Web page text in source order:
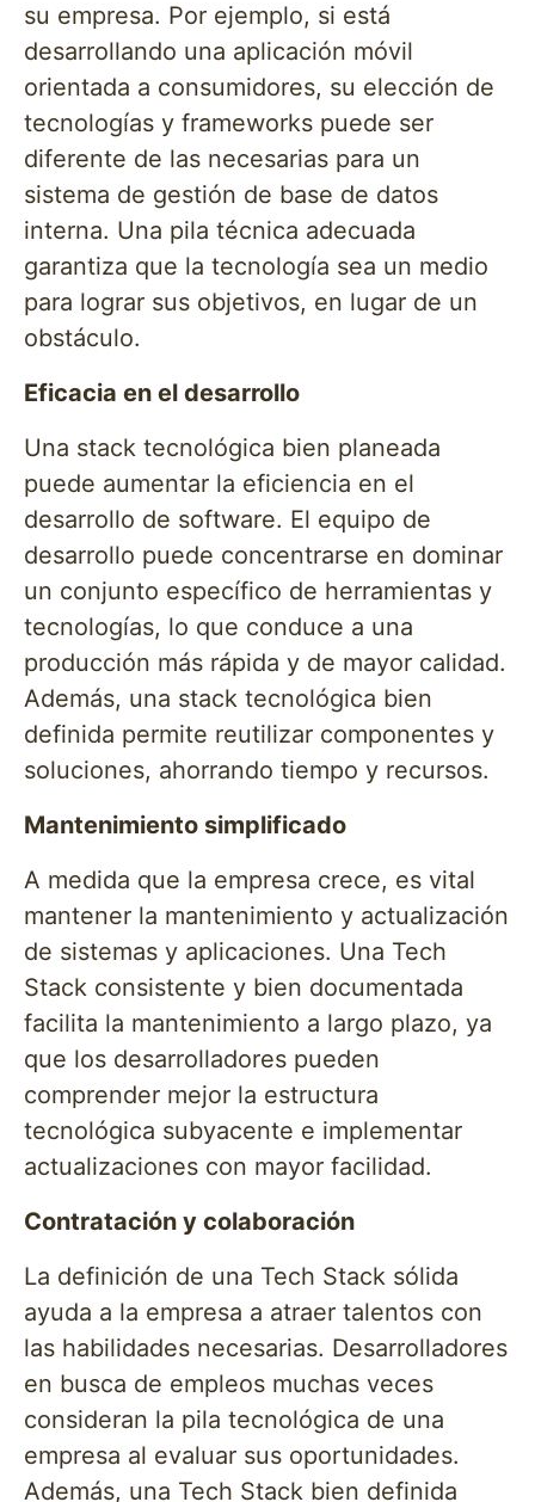
su empresa. Por ejemplo, si está
desarrollando una aplicación móvil
orientada a consumidores, su elección de
tecnologías y frameworks puede ser
diferente de las necesarias para un
sistema de gestión de base de datos
interna. Una pila técnica adecuada
garantiza que la tecnología sea un medio
para lograr sus objetivos, en lugar de un
obstáculo.
Eficacia en el desarrollo
Una stack tecnológica bien planeada
puede aumentar la eficiencia en el
desarrollo de software. El equipo de
desarrollo puede concentrarse en dominar
un conjunto específico de herramientas y
tecnologías, lo que conduce a una
producción más rápida y de mayor calidad.
Además, una stack tecnológica bien
definida permite reutilizar componentes y
soluciones, ahorrando tiempo y recursos.
Mantenimiento simplificado
A medida que la empresa crece, es vital
mantener la mantenimiento y actualización
de sistemas y aplicaciones. Una Tech
Stack consistente y bien documentada
facilita la mantenimiento a largo plazo, ya
que los desarrolladores pueden
comprender mejor la estructura
tecnológica subyacente e implementar
actualizaciones con mayor facilidad.
Contratación y colaboración
La definición de una Tech Stack sólida
ayuda a la empresa a atraer talentos con
las habilidades necesarias. Desarrolladores
en busca de empleos muchas veces
consideran la pila tecnológica de una
empresa al evaluar sus oportunidades.
Además, una Tech Stack bien definida